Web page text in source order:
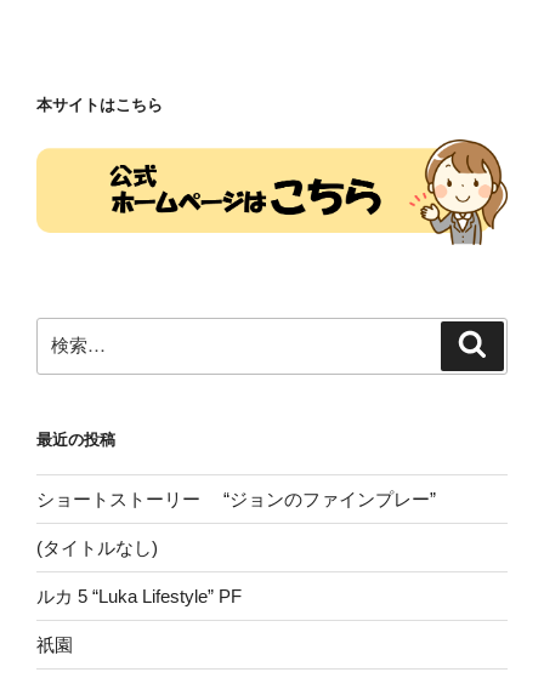
ン
本サイトはこちら
索:
最近の投稿
ショートストーリー “ジョンのファインプレー”
(タイトルなし)
ルカ 5 “Luka Lifestyle” PF
祇園